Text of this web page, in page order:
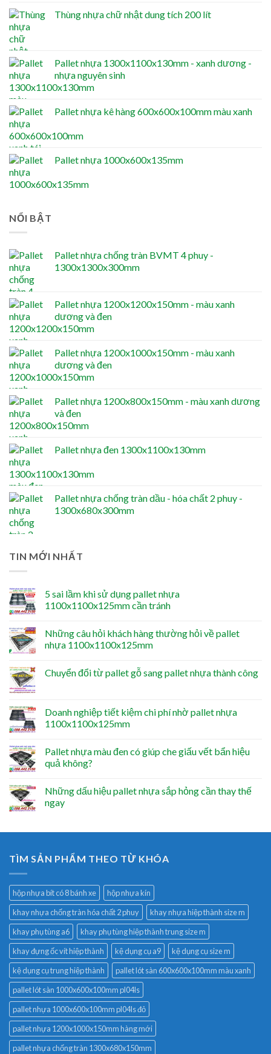
Thùng nhựa chữ nhật dung tích 200 lít
Pallet nhựa 1300x1100x130mm - xanh dương -
nhựa nguyên sinh
Pallet nhựa kê hàng 600x600x100mm màu xanh
Pallet nhựa 1000x600x135mm
NỔI BẬT
Pallet nhựa chống tràn BVMT 4 phuy -
1300x1300x300mm
Pallet nhựa 1200x1200x150mm - màu xanh
dương và đen
Pallet nhựa 1200x1000x150mm - màu xanh
dương và đen
Pallet nhựa 1200x800x150mm - màu xanh dương
và đen
Pallet nhựa đen 1300x1100x130mm
Pallet nhựa chống tràn dầu - hóa chất 2 phuy -
1300x680x300mm
TIN MỚI NHẤT
5 sai lầm khi sử dụng pallet nhựa
1100x1100x125mm cần tránh
Những câu hỏi khách hàng thường hỏi về pallet
nhựa 1100x1100x125mm
Chuyển đổi từ pallet gỗ sang pallet nhựa thành công
Doanh nghiệp tiết kiệm chi phí nhờ pallet nhựa
1100x1100x125mm
Pallet nhựa màu đen có giúp che giấu vết bẩn hiệu
quả không?
Những dấu hiệu pallet nhựa sắp hỏng cần thay thế
ngay
TÌM SẢN PHẨM THEO TỪ KHÓA
hộp nhựa bít có 8 bánh xe
hộp nhựa kín
khay nhựa chống tràn hóa chất 2 phuy
khay nhựa hiệp thành size m
khay phụ tùng a6
khay phụ tùng hiệp thành trung size m
khay đựng ốc vít hiệp thành
kệ dụng cụ a9
kệ dụng cụ size m
kệ dụng cụ trung hiệp thành
pallet lót sàn 600x600x100mm màu xanh
pallet lót sàn 1000x600x100mm pl04ls
pallet nhựa 1000x600x100mm pl04ls đỏ
pallet nhựa 1200x1000x150mm hàng mới
pallet nhựa chống tràn 1300x680x150mm